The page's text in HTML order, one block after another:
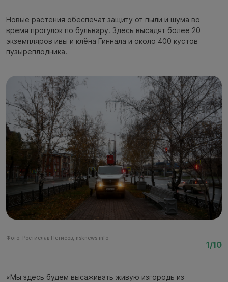
Новые растения обеспечат защиту от пыли и шума во
время прогулок по бульвару. Здесь высадят более 20
экземпляров ивы и клёна Гиннала и около 400 кустов
пузыреплодника.
Фото: Ростислав Нетисов, nsknews.info
1/10
«Мы здесь будем высаживать живую изгородь из